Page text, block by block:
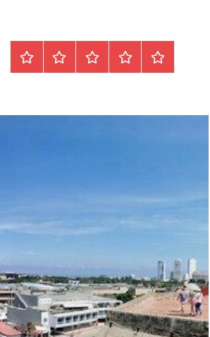
StartseiteDatenschutz
Peter
Impressum
Über